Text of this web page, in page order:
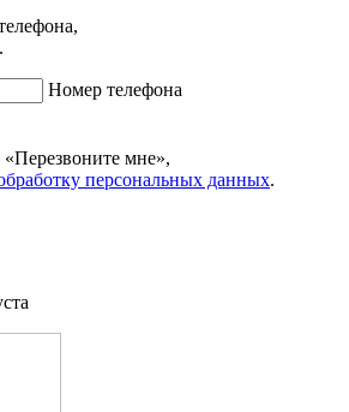
Номер телефона
мне»,
персональных данных.